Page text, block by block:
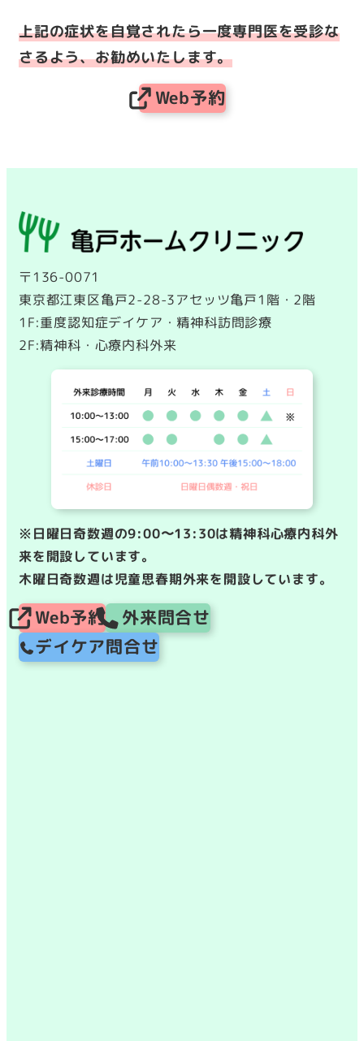
上記の症状を自覚されたら一度専門医を受診な
さるよう、お勧めいたします。
Web予約
〒136-0071
東京都江東区亀戸2-28-3アセッツ亀戸1階・2階
1F:重度認知症デイケア・精神科訪問診療
2F:精神科・心療内科外来
※日曜日奇数週の9:00〜13:30は精神科心療内科外
来を開設しています。
木曜日奇数週は児童思春期外来を開設しています。
Web予約
外来問合せ
デイケア問合せ